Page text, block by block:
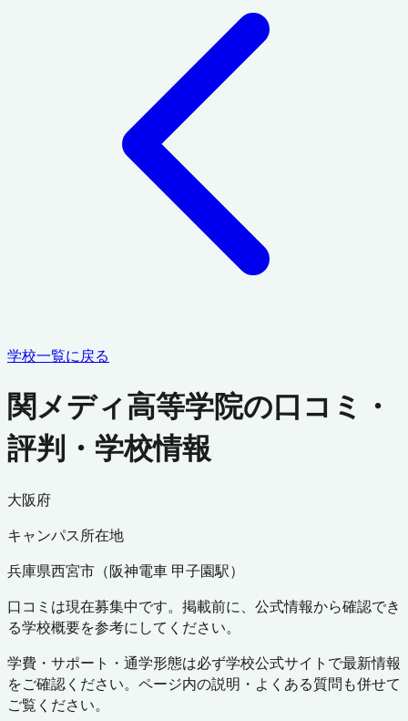
学校一覧に戻る
関メディ高等学院の口コミ・
評判・学校情報
大阪府
キャンパス所在地
兵庫県西宮市 （阪神電車 甲子園駅）
口コミは現在募集中です。掲載前に、公式情報から確認でき
る学校概要を参考にしてください。
学費・サポート・通学形態は必ず学校公式サイトで最新情報
をご確認ください。ページ内の説明・よくある質問も併せて
ご覧ください。